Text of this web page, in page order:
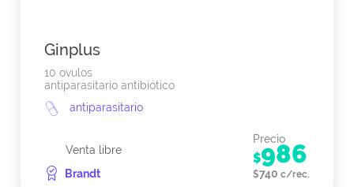
Ginplus
10 ovulos
antiparasitario antibiótico
antiparasitario
Venta libre
Brandt
Precio
$986
$740 c/rec.